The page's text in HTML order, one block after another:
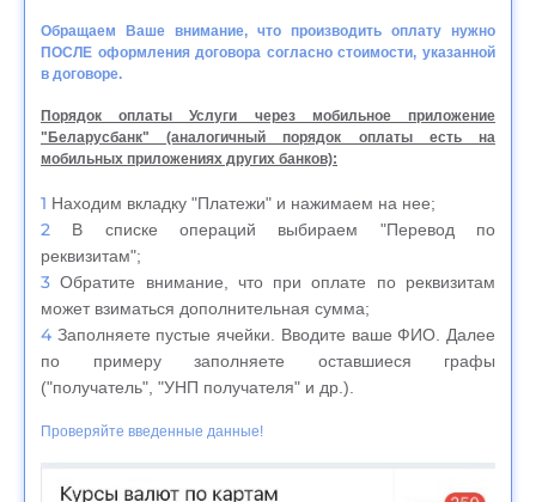
Обращаем Ваше внимание, что производить оплату нужно
ПОСЛЕ оформления договора согласно стоимости, указанной
в договоре.
Порядок оплаты Услуги через мобильное приложение
"Беларусбанк" (аналогичный порядок оплаты есть на
мобильных приложениях других банков):
Находим вкладку "Платежи" и нажимаем на нее;
В списке операций выбираем "Перевод по
реквизитам";
Обратите внимание, что при оплате по реквизитам
может взиматься дополнительная сумма;
Заполняете пустые ячейки. Вводите ваше ФИО. Далее
по примеру заполняете оставшиеся графы
("получатель", "УНП получателя" и др.).
Проверяйте введенные данные!